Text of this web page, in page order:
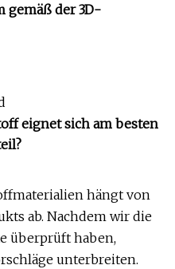
gemäß der 3D-
eignet sich am besten
hängt von
ab. Nachdem wir die
überprüft haben,
unterbreiten.